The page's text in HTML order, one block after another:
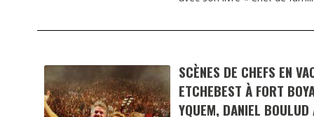
SCÈNES DE CHEFS EN
ETCHEBEST À FORT
YQUEM, DANIEL